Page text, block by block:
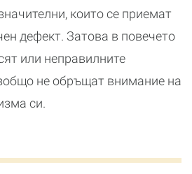
които се приемат
дефект. Затова в повечето
или неправилните
не обръщат внимание на
си.